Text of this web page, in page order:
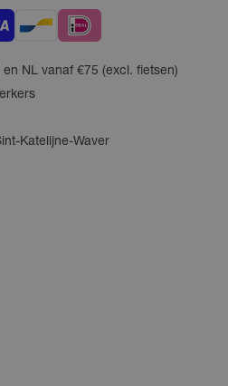
NL vanaf €75 (excl. fietsen)
Katelijne-Waver